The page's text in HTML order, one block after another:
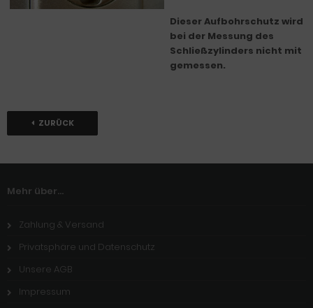
Dieser Aufbohrschutz wird
bei der Messung des
Schließzylinders nicht mit
gemessen.
ZURÜCK
Mehr über...
Zahlung & Versand
Privatsphäre und Datenschutz
Unsere AGB
Impressum